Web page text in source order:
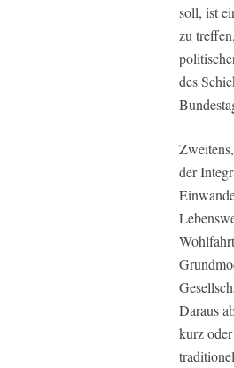
soll, ist
zu
des
der
Daraus
kurz